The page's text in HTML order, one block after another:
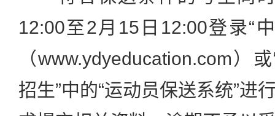
12:00至2月15日12:00登录“
（www.ydyeducation.com）
招生”中的“运动员保送系统”进